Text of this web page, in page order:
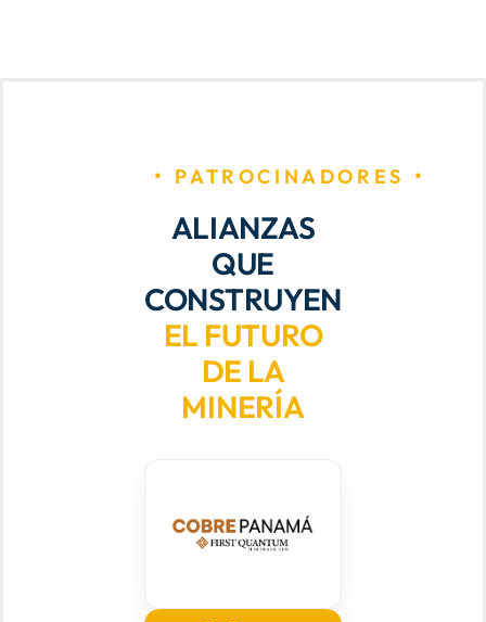
PATROCINADORES
ALIANZAS
QUE
CONSTRUYEN
EL FUTURO
DE LA
MINERÍA